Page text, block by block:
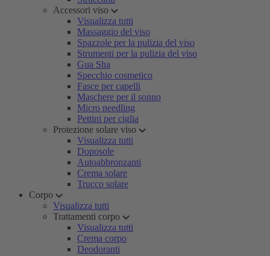
Accessori viso
Visualizza tutti
Massaggio del viso
Spazzole per la pulizia del viso
Strumenti per la pulizia del viso
Gua Sha
Specchio cosmetico
Fasce per capelli
Maschere per il sonno
Micro needling
Pettini per ciglia
Protezione solare viso
Visualizza tutti
Doposole
Autoabbronzanti
Crema solare
Trucco solare
Corpo
Visualizza tutti
Trattamenti corpo
Visualizza tutti
Crema corpo
Deodoranti